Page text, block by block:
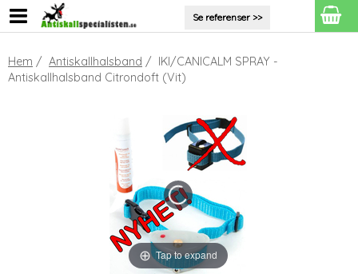
Se referenser >>
Hem / Antiskallhalsband / IKI/CANICALM SPRAY -
Antiskallhalsband Citrondoft (Vit)
Tap to expand